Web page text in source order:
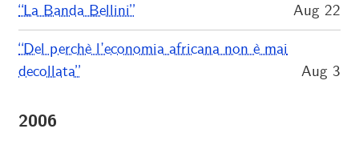
“La Banda Bellini” Aug 22
“Del perchè l’economia africana non è mai
decollata”
Aug 3
2006